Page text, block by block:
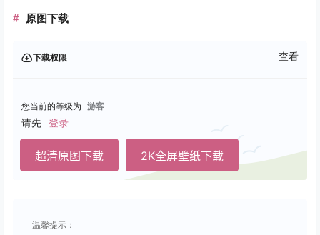
原图下载
下载权限 查看
您当前的等级为 游客
请先 登录
超清原图下载 2K全屏壁纸下载
温馨提示：